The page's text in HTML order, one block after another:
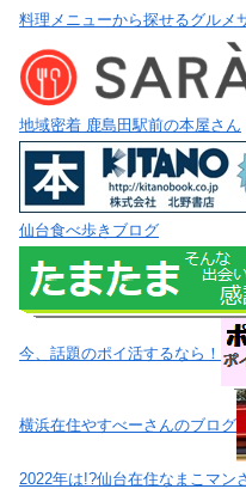
料理メニューから探せるグルメ
地域密着 鹿島田駅前の本屋さん
仙台食べ歩きブログ
今、話題のポイ活するなら！
横浜在住やすべーさんのブログ
2022年は!?仙台在住なまこマン